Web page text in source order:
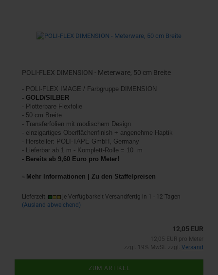
POLI-FLEX DIMENSION - Meterware, 50 cm Breite
- POLI-FLEX IMAGE / Farbgruppe DIMENSION
- GOLD/SILBER
- Plotterbare Flexfolie
- 50 cm Breite
- Transferfolien mit modischem Design
- einzigartiges Oberflächenfinish + angenehme Haptik
- Hersteller: POLI-TAPE GmbH, Germany
- Lieferbar ab 1 m - Komplett-Rolle = 10 m
- Bereits ab 9,60 Euro pro Meter!
» Mehr Informationen | Zu den Staffelpreisen
Lieferzeit:
je Verfügbarkeit Versandfertig in 1 - 12 Tagen
(Ausland abweichend)
12,05 EUR
12,05 EUR pro Meter
zzgl. 19% MwSt. zzgl. Versand
ZUM ARTIKEL